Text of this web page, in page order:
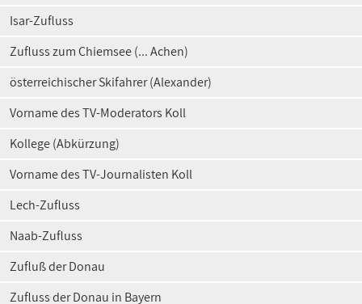
Isar-Zufluss
Zufluss zum Chiemsee (... Achen)
österreichischer Skifahrer (Alexander)
Vorname des TV-Moderators Koll
Kollege (Abkürzung)
Vorname des TV-Journalisten Koll
Lech-Zufluss
Naab-Zufluss
Zufluß der Donau
Zufluss der Donau in Bayern